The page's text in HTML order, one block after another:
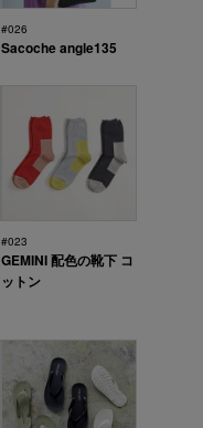
#026
Sacoche angle135
#023
GEMINI 配色の靴下 コ
ットン